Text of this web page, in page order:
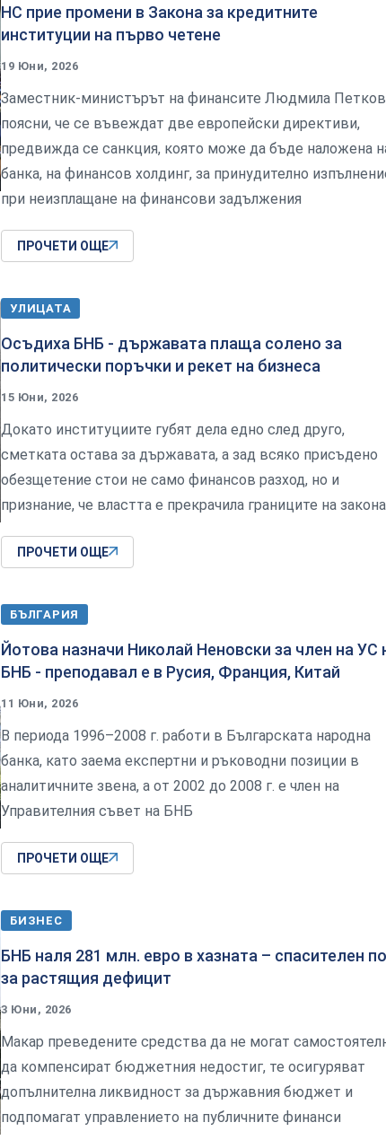
НС прие промени в Закона за кредитните
институции на първо четене
19 Юни, 2026
Заместник-министърът на финансите Людмила
поясни, че се въвеждат две европейски директиви,
предвижда се санкция, която може да бъде наложена
банка, на финансов холдинг, за принудително
при неизплащане на финансови задължения
ПРОЧЕТИ ОЩЕ
УЛИЦАТА
Осъдиха БНБ - държавата плаща солено за
политически поръчки и рекет на бизнеса
15 Юни, 2026
Докато институциите губят дела едно след друго,
сметката остава за държавата, а зад всяко присъдено
обезщетение стои не само финансов разход, но и
признание, че властта е прекрачила границите на закона
ПРОЧЕТИ ОЩЕ
БЪЛГАРИЯ
Йотова назначи Николай Неновски за член на УС
БНБ - преподавал е в Русия, Франция, Китай
11 Юни, 2026
В периода 1996–2008 г. работи в Българската народна
банка, като заема експертни и ръководни позиции в
аналитичните звена, а от 2002 до 2008 г. е член на
Управителния съвет на БНБ
ПРОЧЕТИ ОЩЕ
БИЗНЕС
БНБ наля 281 млн. евро в хазната – спасителен
за растящия дефицит
3 Юни, 2026
Макар преведените средства да не могат
да компенсират бюджетния недостиг, те осигуряват
допълнителна ликвидност за държавния бюджет и
подпомагат управлението на публичните финанси